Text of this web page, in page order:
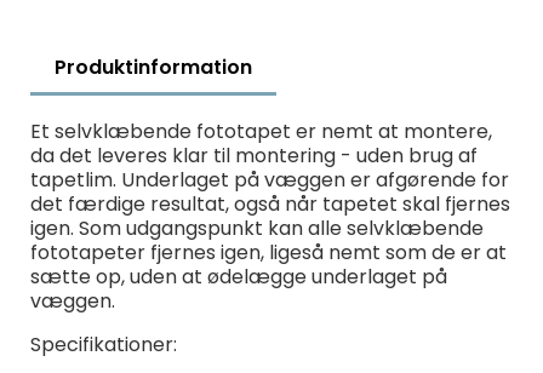
Produktinformation
Et selvklæbende fototapet er nemt at montere,
da det leveres klar til montering - uden brug af
tapetlim. Underlaget på væggen er afgørende for
det færdige resultat, også når tapetet skal fjernes
igen. Som udgangspunkt kan alle selvklæbende
fototapeter fjernes igen, ligeså nemt som de er at
sætte op, uden at ødelægge underlaget på
væggen.
Specifikationer: